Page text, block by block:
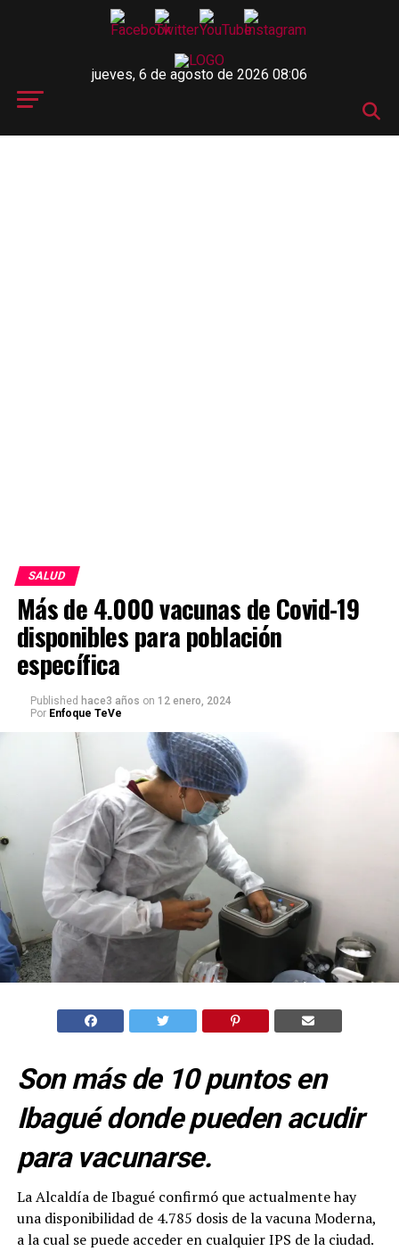
jueves, 6 de agosto de 2026 08:06
SALUD
Más de 4.000 vacunas de Covid-19
disponibles para población
específica
Published hace3 años on 12 enero, 2024
Por Enfoque TeVe
Son más de 10 puntos en
Ibagué donde pueden acudir
para vacunarse.
La Alcaldía de Ibagué confirmó que actualmente hay
una disponibilidad de 4.785 dosis de la vacuna Moderna,
a la cual se puede acceder en cualquier IPS de la ciudad.